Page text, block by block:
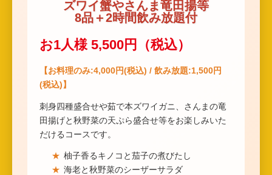
ズワイ蟹やさんま竜田揚等
8品＋2時間飲み放題付
お1人様 5,500円（税込）
【お料理のみ:4,000円(税込) / 飲み放題:1,500円
(税込)】
刺身四種盛合せや茹で本ズワイガニ、さんまの竜
田揚げと秋野菜の天ぷら盛合せ等をお楽しみいた
だけるコースです。
柚子香るキノコと茄子の煮びたし
海老と秋野菜のシーザーサラダ